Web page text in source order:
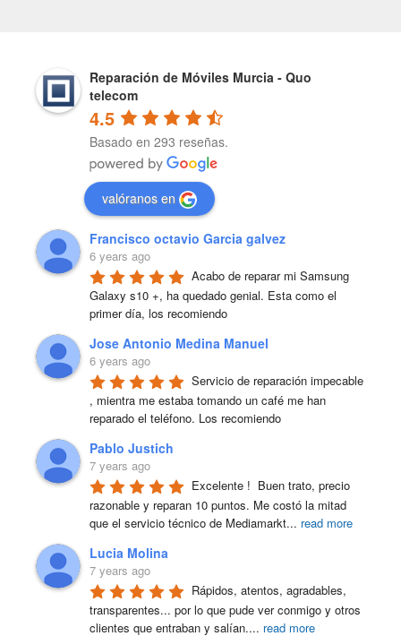
Reparación de Móviles Murcia - Quo
telecom
4.5
Basado en 293 reseñas.
valóranos en
Francisco octavio Garcia galvez
6 years ago
Acabo de reparar mi Samsung
Galaxy s10 +, ha quedado genial. Esta como el
primer día, los recomiendo
Jose Antonio Medina Manuel
6 years ago
Servicio de reparación impecable
, mientra me estaba tomando un café me han
reparado el teléfono. Los recomiendo
Pablo Justich
7 years ago
Excelente !  Buen trato, precio
razonable y reparan 10 puntos. Me costó la mitad
que el servicio técnico de Mediamarkt... read more
Lucia Molina
7 years ago
Rápidos, atentos, agradables,
transparentes... por lo que pude ver conmigo y otros
clientes que entraban y salían.... read more